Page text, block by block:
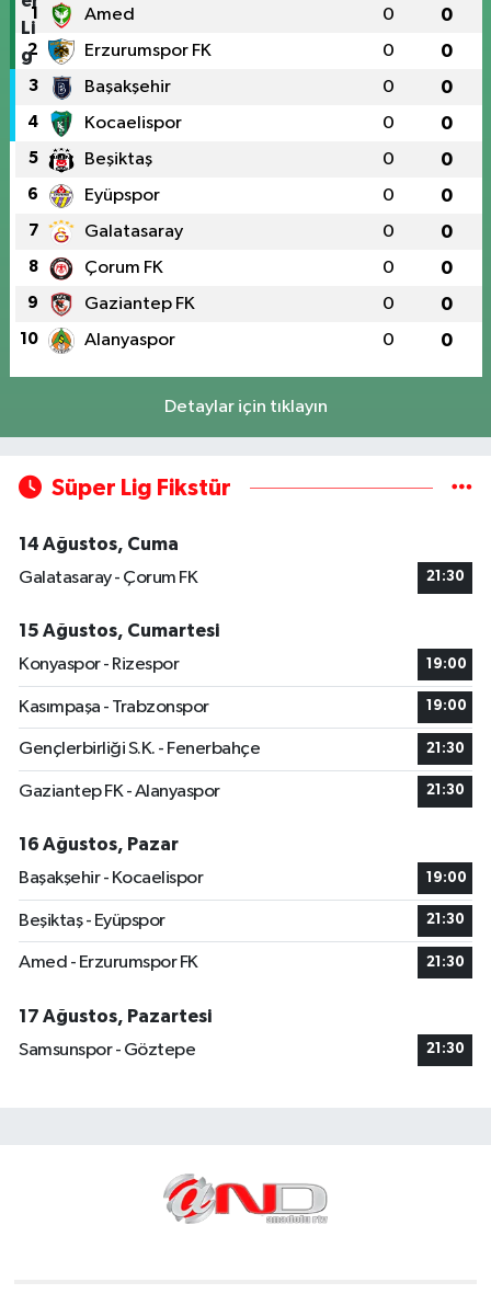
1 Amed 0 0
2 Erzurumspor FK 0 0
3 Başakşehir 0 0
4 Kocaelispor 0 0
5 Beşiktaş 0 0
6 Eyüpspor 0 0
7 Galatasaray 0 0
8 Çorum FK 0 0
9 Gaziantep FK 0 0
10 Alanyaspor 0 0
Detaylar için tıklayın
Süper Lig Fikstür
14 Ağustos, Cuma
Galatasaray - Çorum FK
21:30
15 Ağustos, Cumartesi
Konyaspor - Rizespor
19:00
Kasımpaşa - Trabzonspor 19:00
Gençlerbirliği S.K. - Fenerbahçe 21:30
Gaziantep FK - Alanyaspor 21:30
16 Ağustos, Pazar
Başakşehir - Kocaelispor
19:00
Beşiktaş - Eyüpspor 21:30
Amed - Erzurumspor FK 21:30
17 Ağustos, Pazartesi
Samsunspor - Göztepe
21:30